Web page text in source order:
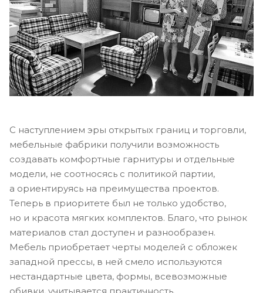
С наступлением эры открытых границ и торговли,
мебельные фабрики получили возможность
создавать комфортные гарнитуры и отдельные
модели, не соотносясь с политикой партии,
а ориентируясь на преимущества проектов.
Теперь в приоритете был не только удобство,
но и красота мягких комплектов. Благо, что рынок
материалов стал доступен и разнообразен.
Мебель приобретает черты моделей с обложек
западной прессы, в ней смело используются
нестандартные цвета, формы, всевозможные